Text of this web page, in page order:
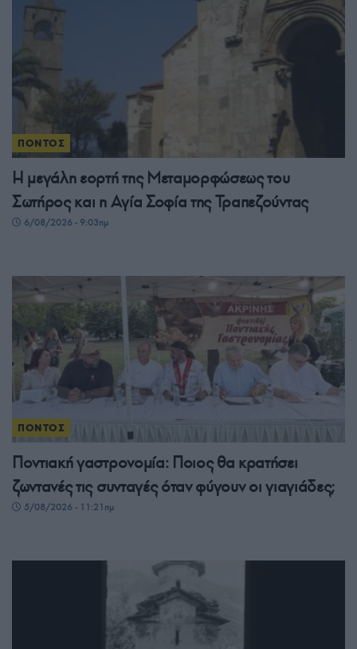
ΠΟΝΤΟΣ
Η μεγάλη εορτή της Μεταμορφώσεως του
Σωτήρος και η Αγία Σοφία της Τραπεζούντας
6/08/2026 - 9:03πμ
ΠΟΝΤΟΣ
Ποντιακή γαστρονομία: Ποιος θα κρατήσει
ζωντανές τις συνταγές όταν φύγουν οι γιαγιάδες;
5/08/2026 - 11:21πμ